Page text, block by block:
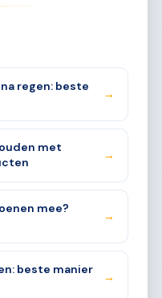
regen: beste
→
met
→
mee?
→
beste manier
→